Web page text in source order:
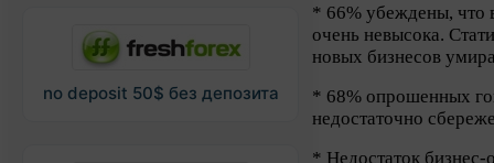
no deposit 50$ без депозита
* 66% убеждены, что
очень невысока.
новых бизнесов
* 68% опрошенных
недостаточно
* Недостаток